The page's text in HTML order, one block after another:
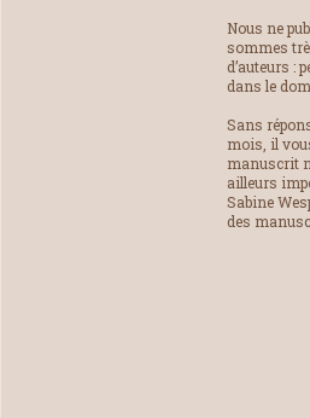
Nous ne
sommes
d’auteurs :
dans le
Sans
mois, il
manuscrit
ailleurs
Sabine
des